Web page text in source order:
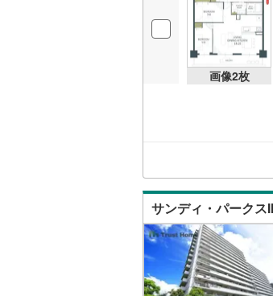
画像2枚
サンディ・パークス